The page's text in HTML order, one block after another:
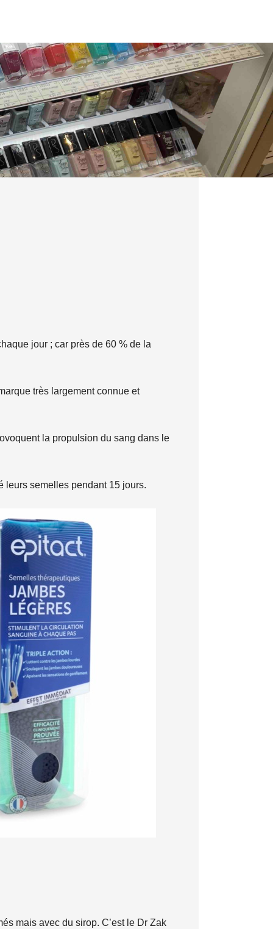
jour ; car près de 60 % de la
très largement connue et
la propulsion du sang dans le
leurs semelles pendant 15 jours.
mais avec du sirop. C’est le Dr Zak